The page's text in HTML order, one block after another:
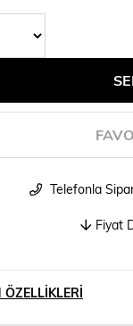
Telefonla
Fiyat
ÖZELLIKLERI